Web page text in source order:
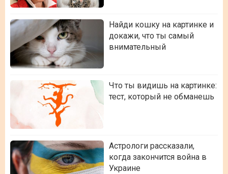
Найди кошку на картинке и
докажи, что ты самый
внимательный
Что ты видишь на картинке:
тест, который не обманешь
Астрологи рассказали,
когда закончится война в
Украине